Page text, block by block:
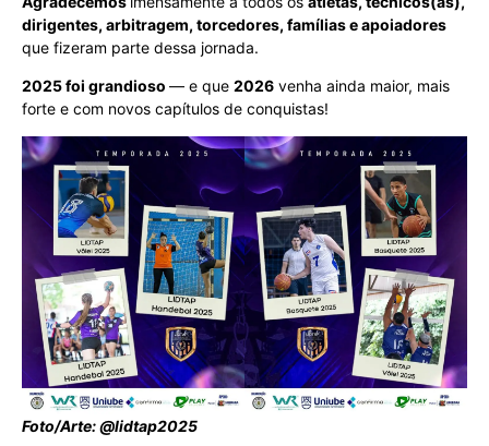
dirigentes, arbitragem, torcedores, famílias e apoiadores
que fizeram parte dessa jornada.
2025 foi grandioso — e que 2026 venha ainda maior, mais
forte e com novos capítulos de conquistas!
Foto/Arte: @lidtap2025